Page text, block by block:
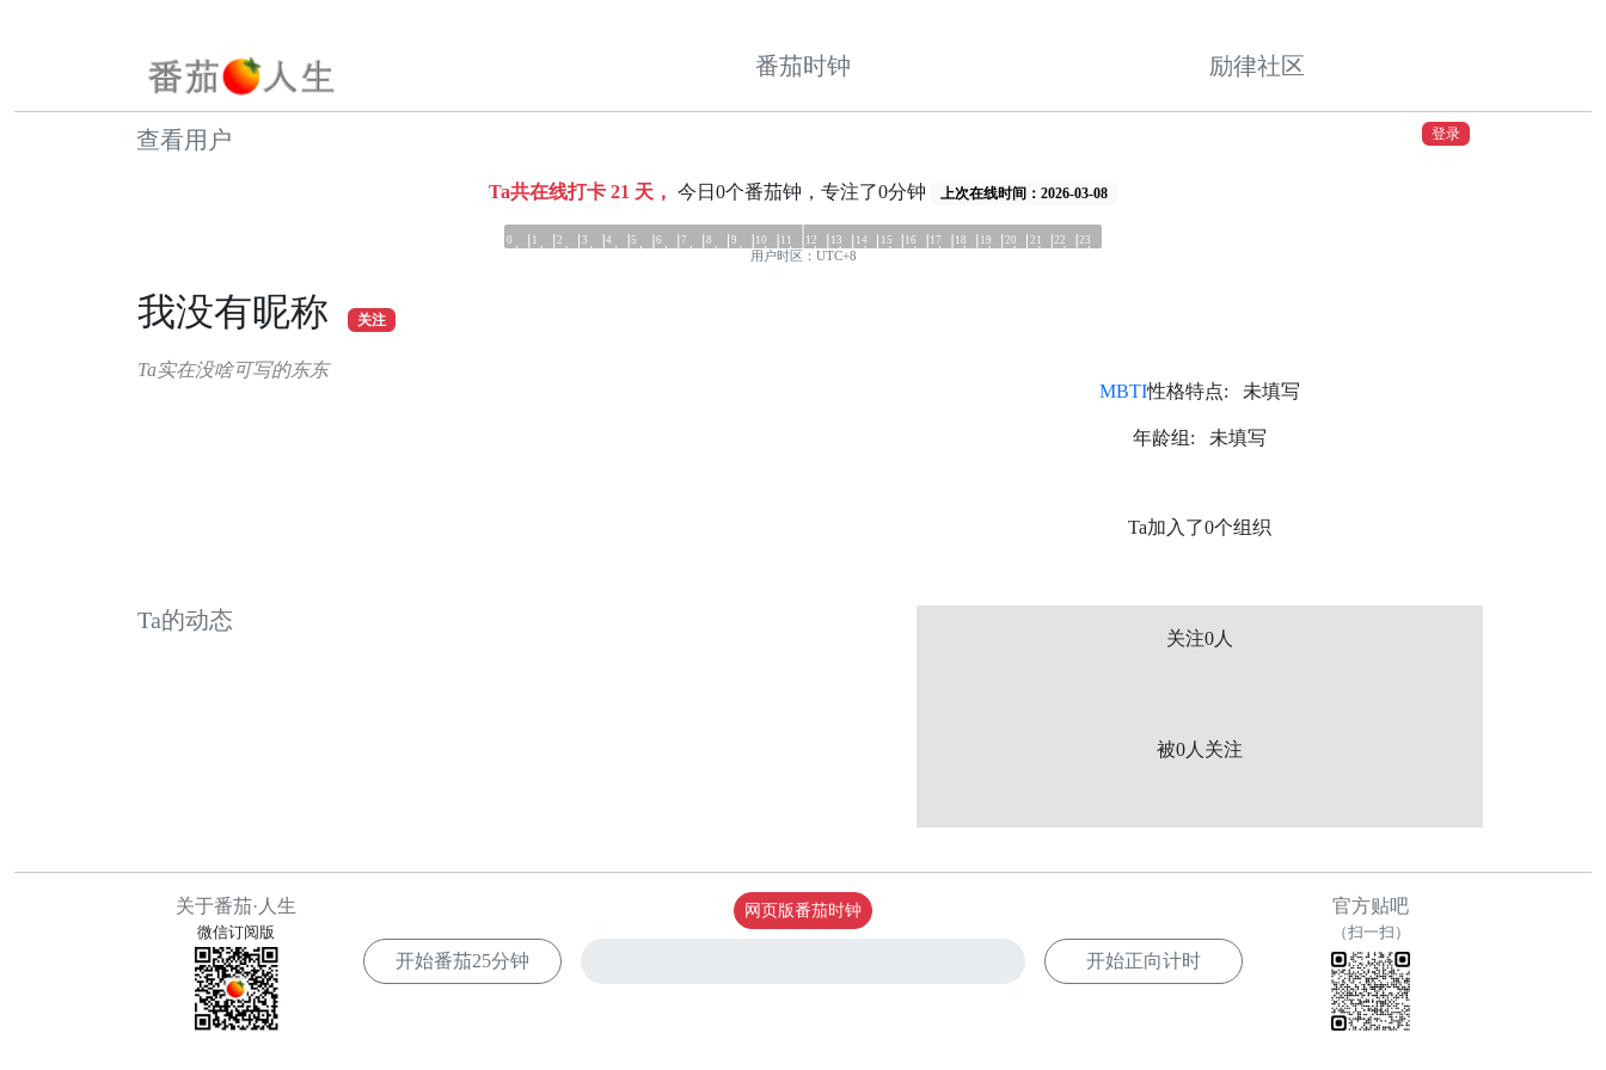
番茄时钟 励律社区
查看用户 登录
Ta共在线打卡21 天， 今日0个番茄钟，专注了0分钟 上次在线时间：2026-03-08
0 1 2 3 4 5 6 7 8 9 10 11 12 13 14 15 16 17 18 19 20 21 22 23
用户时区：UTC+8
我没有昵称 关注
Ta实在没啥可写的东东
MBTI性格特点: 未填写
年龄组: 未填写
Ta加入了0个组织
Ta的动态
关注0人
被0人关注
关于番茄·人生
微信订阅版
网页版番茄时钟
开始番茄25分钟 开始正向计时
官方贴吧
（扫一扫）